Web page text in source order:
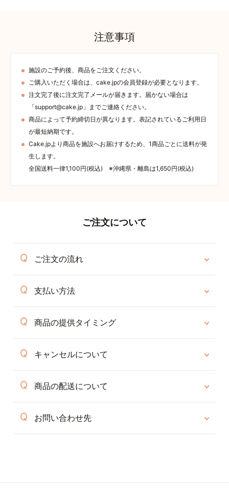
注意事項
施設のご予約後、商品をご注文ください。
ご購入いただく場合は、cake.jpの会員登録が必要となります。
注文完了後に注文完了メールが届きます。届かない場合は
「support@cake.jp」までご連絡ください。
商品によって予約締切日が異なります。表記されているご利用日
が最短納期です。
Cake.jpより商品を施設へお届けするため、1商品ごとに送料が発
生します。
全国送料一律1,100円(税込) ※沖縄県・離島は1,650円(税込)
ご注文について
ご注文の流れ
支払い方法
商品の提供タイミング
キャンセルについて
商品の配送について
お問い合わせ先